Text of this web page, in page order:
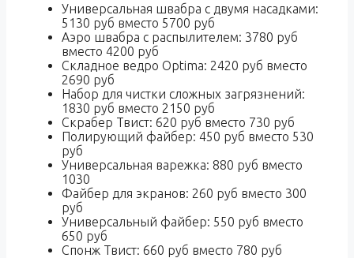
Универсальная швабра с двумя насадками:
5130 руб вместо 5700 руб
Аэро швабра с распылителем: 3780 руб
вместо 4200 руб
Складное ведро Optima: 2420 руб вместо
2690 руб
Набор для чистки сложных загрязнений:
1830 руб вместо 2150 руб
Скрабер Твист: 620 руб вместо 730 руб
Полирующий файбер: 450 руб вместо 530
руб
Универсальная варежка: 880 руб вместо
1030
Файбер для экранов: 260 руб вместо 300
руб
Универсальный файбер: 550 руб вместо
650 руб
Спонж Твист: 660 руб вместо 780 руб